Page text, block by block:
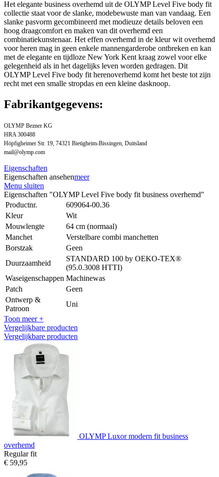
Het elegante business overhemd uit de OLYMP Level Five body fit
collectie staat voor de slanke, modebewuste man van vandaag. Een
slanke pasvorm gecombineerd met modieuze details beloven een
hoog draagcomfort en maken van dit overhemd een
combinatiekunstenaar. Het effen overhemd in de kleur wit overhemd
voor heren mag in geen enkele mannengarderobe ontbreken en kan
met de elegante en tijdloze New York Kent kraag zowel voor elke
gelegenheid als in het dagelijks leven worden gedragen. Dit
OLYMP Level Five body fit herenoverhemd komt het beste tot zijn
recht met een smalle stropdas en een kleine dasknoop.
Fabrikantgegevens:
OLYMP Bezner KG
HRA 300488
Höpfigheimer Str. 19, 74321 Bietigheim-Bissingen, Duitsland
mail@olymp.com
Eigenschaften
Eigenschaften ansehenmeer
Menu sluiten
Eigenschaften "OLYMP Level Five body fit business overhemd"
Productnr.
609064-00.36
Kleur
Wit
Mouwlengte
64 cm (normaal)
Manchet
Verstelbare combi manchetten
Borstzak
Geen
Duurzaamheid
STANDARD 100 by OEKO-TEX®
(95.0.3008 HTTI)
Waseigenschappen Machinewas
Patch
Geen
Ontwerp &
Patroon
Uni
Toon meer +
Vergelijkbare producten
Vergelijkbare producten
OLYMP Luxor modern fit business
overhemd
Regular fit
€ 59,95